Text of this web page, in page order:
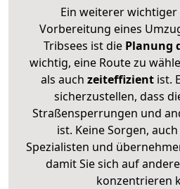
Ein weiterer
Vorbereitung eines
Tribsees ist die Planung
wichtig, eine Route zu
als auch zeiteffizientist.
sicherzustellen, dass
Straßensperrungen und
ist. Keine Sorgen,
Spezialisten und
damit Sie sich auf
konzentrieren